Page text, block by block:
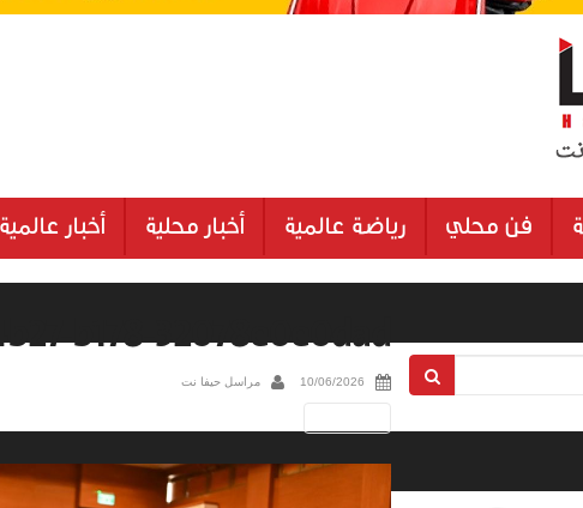
فن محلي رياضة عالمية أخبار محلية أخبار عالمية
b178-32078e0e0dad
10/06/2026 مراسل حيفا نت